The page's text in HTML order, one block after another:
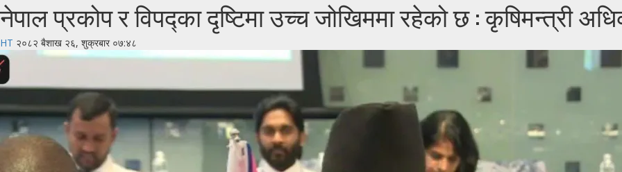
नेपाल प्रकोप र विपद्का दृष्टिमा उच्च जोखिममा रहेको छ : कृषिमन्त्री
HT २०८२ बैशाख २६, शुक्रबार ०७:४८